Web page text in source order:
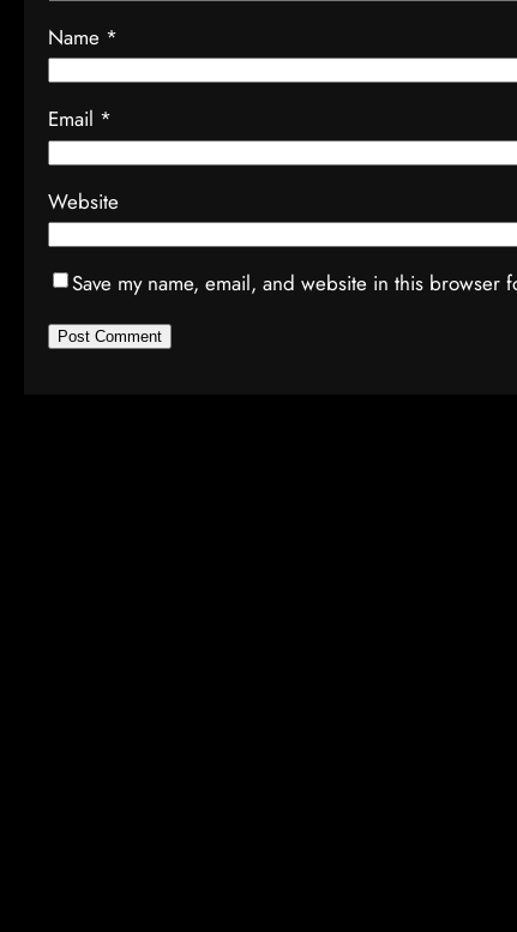
Name *
Email *
Website
Save my name, email, and website in this browser